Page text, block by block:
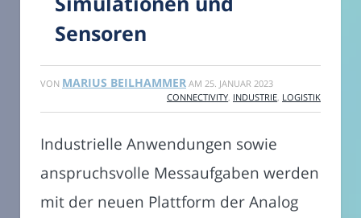
Sensoren
VON MARIUS BEILHAMMER AM 25. JANUAR 2023
CONNECTIVITY INDUSTRIE LOGISTIK
Industrielle Anwendungen sowie
anspruchsvolle Messaufgaben werden
mit der neuen Plattform der Analog